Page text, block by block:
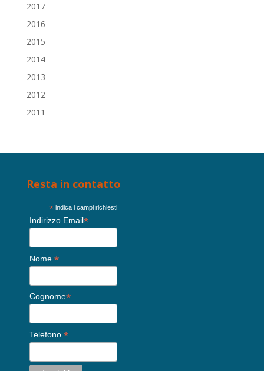
2017
2016
2015
2014
2013
2012
2011
Resta in contatto
*indica i campi richiesti
Indirizzo Email*
Nome *
Cognome*
Telefono *